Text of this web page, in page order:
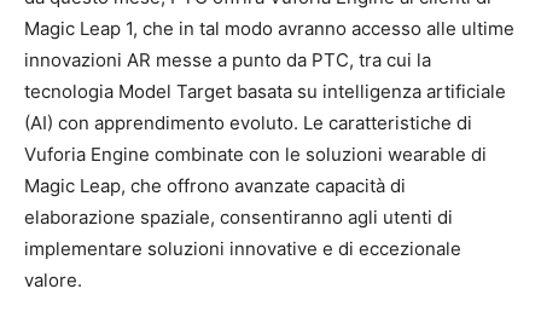
Magic Leap 1, che in tal modo avranno accesso alle ultime
innovazioni AR messe a punto da PTC, tra cui la
tecnologia Model Target basata su intelligenza artificiale
(AI) con apprendimento evoluto. Le caratteristiche di
Vuforia Engine combinate con le soluzioni wearable di
Magic Leap, che offrono avanzate capacità di
elaborazione spaziale, consentiranno agli utenti di
implementare soluzioni innovative e di eccezionale
valore.